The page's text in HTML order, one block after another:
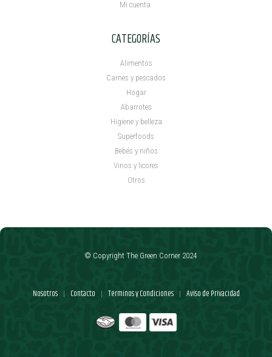
Mi cuenta ​
CATEGORÍAS
Alimentos
Carnes y pescados
Hogar
Abarrotes
Higiene y belleza
Superfoods
Bebés y niños
Vinos y licores
Otros
Nosotros | Contacto | Términos y Condiciones | Aviso de Privacidad
© Copyright The Green Corner 2024